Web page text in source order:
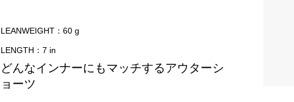
LEANWEIGHT：60 g
LENGTH：7 in
どんなインナーにもマッチするアウターシ
ョーツ